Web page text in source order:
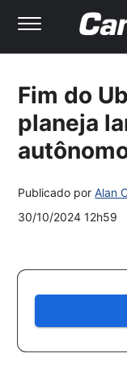
Fim do
planeja
Publicado porAlan
30/10/2024 12h59